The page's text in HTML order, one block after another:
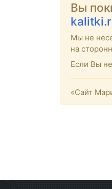
Вы
Мы не
на
Если Вы
«Сайт